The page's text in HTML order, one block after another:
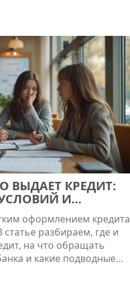
ВЫДАЕТ КРЕДИТ:
И
оформлением кредита
разбираем, где и
на что обращать
и какие подводные
Даем советы, как
и делимся списком
требованиями. Также